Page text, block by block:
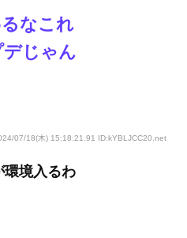
なこれ
じゃん
07/18(木) 15:18:21.91 ID:kYBLJCC20 .net
環境入るわ